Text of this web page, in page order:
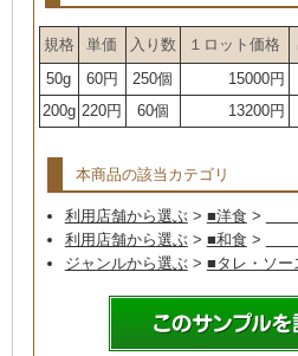
規格 単価 入り数 １ロット価格
50g
60円 250個 15000円
200g 220円 60個 13200円
本商品の該当カテゴリ
利用店舗から選ぶ> ■洋食 >
利用店舗から選ぶ> ■和食 >
ジャンルから選ぶ> ■タレ・ソー